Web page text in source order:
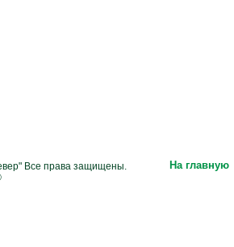
Все права защищены.
На главную